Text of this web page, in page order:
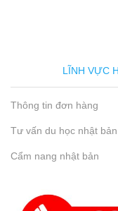
LĨNH VỰC
Thông tin đơn hàng
Tư vấn du học nhật bản
Cẩm nang nhật bản